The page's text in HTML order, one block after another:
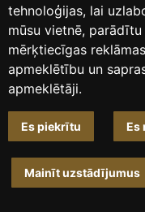
tehnoloģijas, lai
mūsu vietnē,
mērķtiecīgas
apmeklētību un
apmeklētāji.
Es piekrītu Es
Mainīt uzstādījumus
Piekļūstamības
paziņojums